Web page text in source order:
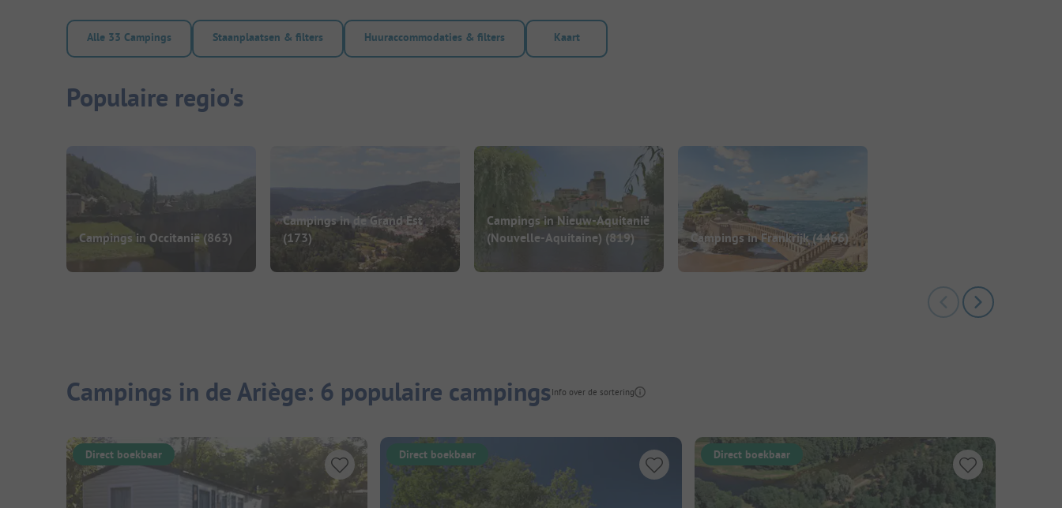
Alle 33 Campings Staanplaatsen & filters Huuraccommodaties & filters Kaart
Populaire regio's
Campings in Occitanië (863)
Campings in de Grand Est
(173)
Campings in Nieuw-Aquitanië
(Nouvelle-Aquitaine) (819) Campings in Frankrijk(4466)
Campings in de Ariège: 6 populaire campingsInfo over de sortering
Direct boekbaar Direct boekbaar Direct boekbaar